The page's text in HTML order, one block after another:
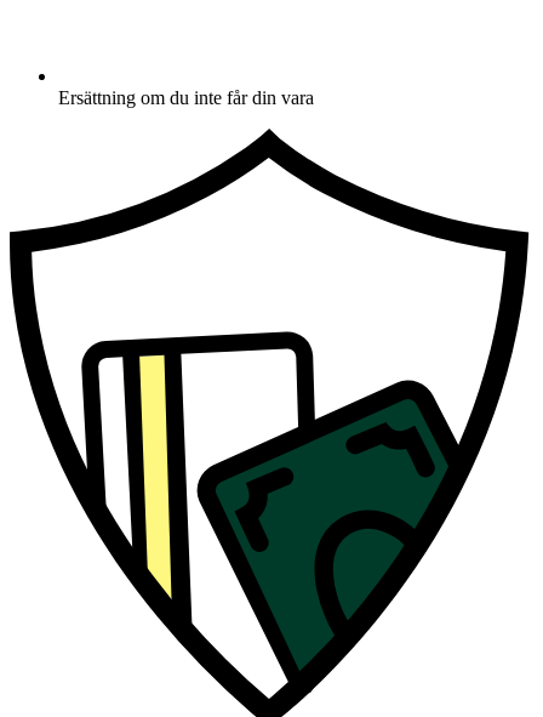
Ersättning om du inte får din vara